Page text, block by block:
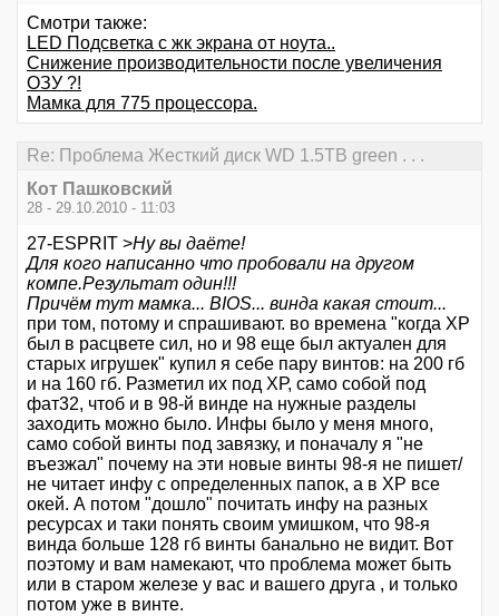
Смотри также:
LED Подсветка с жк экрана от ноута..
Снижение производительности после увеличения
ОЗУ ?!
Мамка для 775 процессора.
Re: Проблема Жесткий диск WD 1.5TB green . . .
Кот Пашковский
28 - 29.10.2010 - 11:03
27-ESPRIT >Ну вы даёте!
Для кого написанно что пробовали на другом
компе.Результат один!!!
Причём тут мамка... BIOS... винда какая стоит...
при том, потому и спрашивают. во времена "когда ХР
был в расцвете сил, но и 98 еще был актуален для
старых игрушек" купил я себе пару винтов: на 200 гб
и на 160 гб. Разметил их под ХР, само собой под
фат32, чтоб и в 98-й винде на нужные разделы
заходить можно было. Инфы было у меня много,
само собой винты под завязку, и поначалу я "не
въезжал" почему на эти новые винты 98-я не пишет/
не читает инфу с определенных папок, а в ХР все
окей. А потом "дошло" почитать инфу на разных
ресурсах и таки понять своим умишком, что 98-я
винда больше 128 гб винты банально не видит. Вот
поэтому и вам намекают, что проблема может быть
или в старом железе у вас и вашего друга , и только
потом уже в винте.